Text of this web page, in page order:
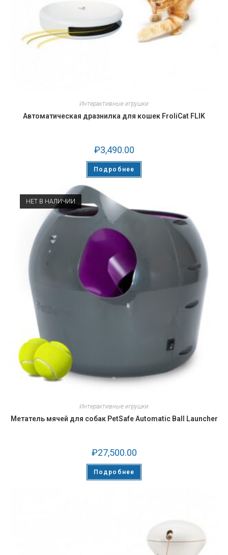
Интерактивные игрушки
Автоматическая дразнилка для кошек FroliCat FLIK
₽3,490.00
Подробнее
НЕТ В НАЛИЧИИ
Интерактивные игрушки
Метатель мячей для собак PetSafe Automatic Ball Launcher
₽27,500.00
Подробнее